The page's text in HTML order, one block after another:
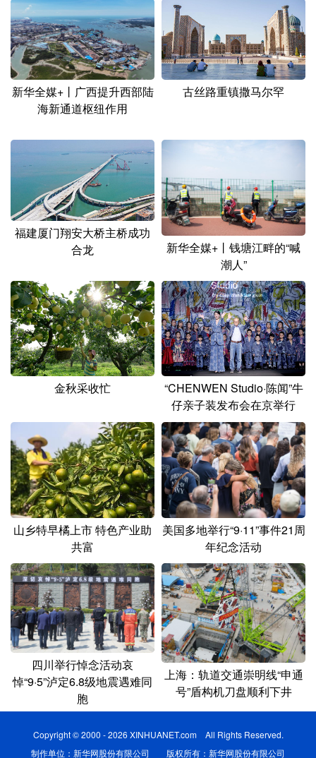
地方频道
北京 天津 河北 山西
辽宁 吉林 上海 江苏
浙江 安徽 福建 江西
广西
四川 云南 西藏
陕西 甘肃 青海 宁夏
黑龙江
多语种频道
English Español Français عربى
Русский язык 日本語 한국어
Deutsch Português
新华全媒+丨广西提升西部陆
海新通道枢纽作用
古丝路重镇撒马尔罕
福建厦门翔安大桥主桥成功
合龙
新华全媒+丨钱塘江畔的“喊
潮人”
金秋采收忙
“CHENWEN Studio·陈闻”牛
仔亲子装发布会在京举行
山乡特早橘上市 特色产业助
共富
美国多地举行“9·11”事件21周
年纪念活动
四川举行悼念活动哀
悼“9·5”泸定6.8级地震遇难同
胞
上海：轨道交通崇明线“申通
号”盾构机刀盘顺利下井
Copyright © 2000 - 2026 XINHUANET.com All Rights Reserved.
制作单位：新华网股份有限公司 版权所有：新华网股份有限公司